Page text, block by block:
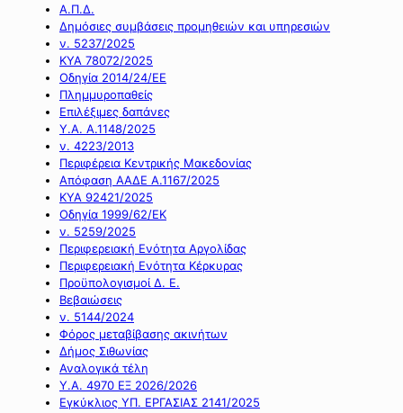
Α.Π.Δ.
Δημόσιες συμβάσεις προμηθειών και υπηρεσιών
ν. 5237/2025
ΚΥΑ 78072/2025
Οδηγία 2014/24/ΕΕ
Πλημμυροπαθείς
Επιλέξιμες δαπάνες
Υ.Α. Α.1148/2025
ν. 4223/2013
Περιφέρεια Κεντρικής Μακεδονίας
Απόφαση ΑΑΔΕ Α.1167/2025
ΚΥΑ 92421/2025
Οδηγία 1999/62/ΕΚ
ν. 5259/2025
Περιφερειακή Ενότητα Αργολίδας
Περιφερειακή Ενότητα Κέρκυρας
Προϋπολογισμοί Δ. Ε.
Βεβαιώσεις
ν. 5144/2024
Φόρος μεταβίβασης ακινήτων
Δήμος Σιθωνίας
Αναλογικά τέλη
Υ.Α. 4970 ΕΞ 2026/2026
Εγκύκλιος ΥΠ. ΕΡΓΑΣΙΑΣ 2141/2025